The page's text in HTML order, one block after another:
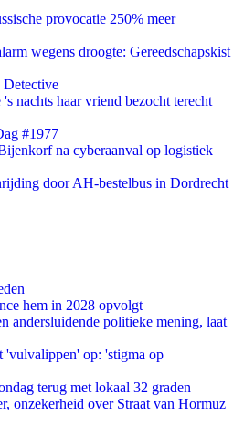
provocatie 250% meer
wegens droogte: Gereedschapskist
Detective
nachts haar vriend bezocht terecht
#1977
na cyberaanval op logistiek
door AH-bestelbus in Dordrecht
hem in 2028 opvolgt
andersluidende politieke mening, laat
'vulvalippen' op: 'stigma op
terug met lokaal 32 graden
onzekerheid over Straat van Hormuz